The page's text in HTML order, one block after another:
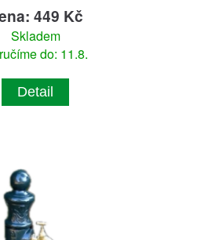
449 Kč
Skladem
do: 11.8.
Detail